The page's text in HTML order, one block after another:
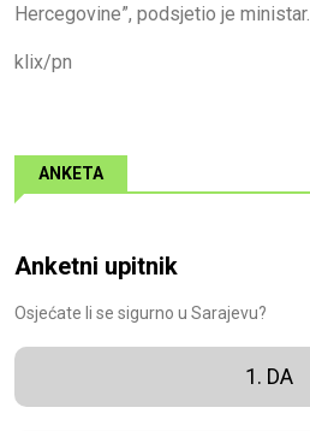
Hercegovine”, podsjetio je ministar.
klix/pn
ANKETA
Anketni upitnik
Osjećate li se sigurno u Sarajevu?
1. DA